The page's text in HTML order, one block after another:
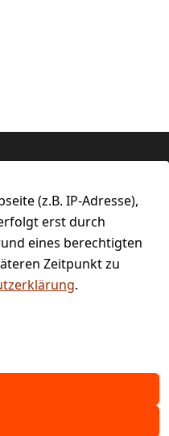
(z.B. IP-Adresse),
erst durch
eines berechtigten
Zeitpunkt zu
.